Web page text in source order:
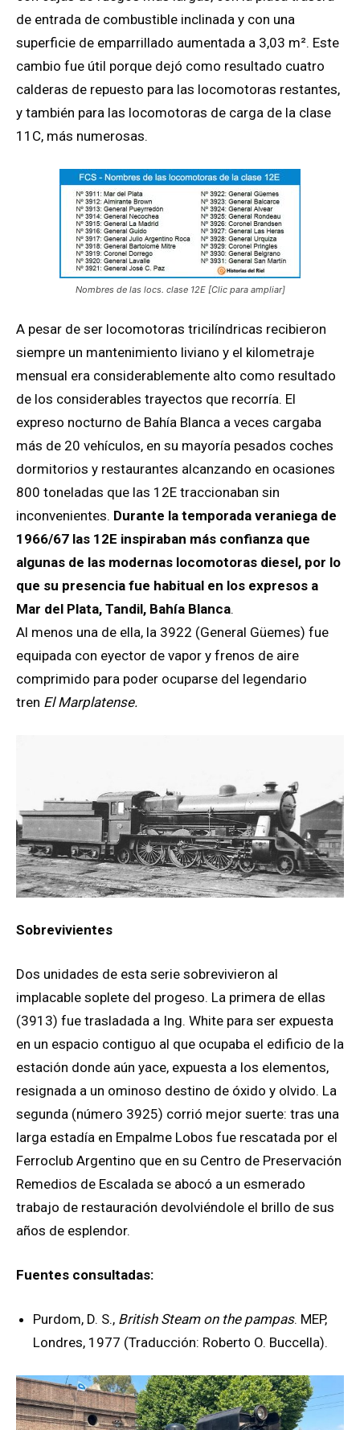
de entrada de combustible inclinada y con una
superficie de emparrillado aumentada a 3,03 m². Este
cambio fue útil porque dejó como resultado cuatro
calderas de repuesto para las locomotoras restantes,
y también para las locomotoras de carga de la clase
11C, más numerosas.
Nombres de las locs. clase 12E [Clic para ampliar]
A pesar de ser locomotoras tricilíndricas recibieron
siempre un mantenimiento liviano y el kilometraje
mensual era considerablemente alto como resultado
de los considerables trayectos que recorría. El
expreso nocturno de Bahía Blanca a veces cargaba
más de 20 vehículos, en su mayoría pesados coches
dormitorios y restaurantes alcanzando en ocasiones
800 toneladas que las 12E traccionaban sin
inconvenientes. Durante la temporada veraniega de
1966/67 las 12E inspiraban más confianza que
algunas de las modernas locomotoras diesel, por lo
que su presencia fue habitual en los expresos a
Mar del Plata, Tandil, Bahía Blanca.
Al menos una de ella, la 3922 (General Güemes) fue
equipada con eyector de vapor y frenos de aire
comprimido para poder ocuparse del legendario
tren El Marplatense.
Sobrevivientes
Dos unidades de esta serie sobrevivieron al
implacable soplete del progeso. La primera de ellas
(3913) fue trasladada a Ing. White para ser expuesta
en un espacio contiguo al que ocupaba el edificio de la
estación donde aún yace, expuesta a los elementos,
resignada a un ominoso destino de óxido y olvido. La
segunda (número 3925) corrió mejor suerte: tras una
larga estadía en Empalme Lobos fue rescatada por el
Ferroclub Argentino que en su Centro de Preservación
Remedios de Escalada se abocó a un esmerado
trabajo de restauración devolviéndole el brillo de sus
años de esplendor.
Fuentes consultadas:
Purdom, D. S., British Steam on the pampas. MEP,
Londres, 1977 (Traducción: Roberto O. Buccella).